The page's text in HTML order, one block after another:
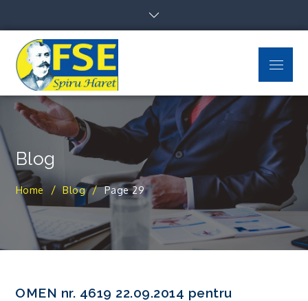
content
FSE Spiru Haret
Menu
Blog
Home Blog Page 29
OMEN nr. 4619 22.09.2014 pentru